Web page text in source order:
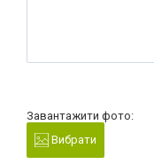
Завантажити фото:
Вибрати